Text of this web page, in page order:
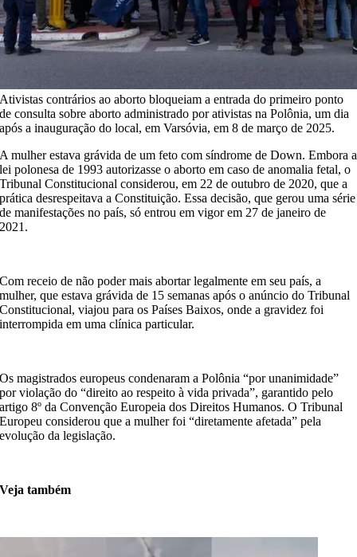
Ativistas contrários ao aborto bloqueiam a entrada do primeiro ponto
de consulta sobre aborto administrado por ativistas na Polônia, um dia
após a inauguração do local, em Varsóvia, em 8 de março de 2025.
A mulher estava grávida de um feto com síndrome de Down. Embora a
lei polonesa de 1993 autorizasse o aborto em caso de anomalia fetal, o
Tribunal Constitucional considerou, em 22 de outubro de 2020, que a
prática desrespeitava a Constituição. Essa decisão, que gerou uma série
de manifestações no país, só entrou em vigor em 27 de janeiro de
2021.
Com receio de não poder mais abortar legalmente em seu país, a
mulher, que estava grávida de 15 semanas após o anúncio do Tribunal
Constitucional, viajou para os Países Baixos, onde a gravidez foi
interrompida em uma clínica particular.
Os magistrados europeus condenaram a Polônia “por unanimidade”
por violação do “direito ao respeito à vida privada”, garantido pelo
artigo 8º da Convenção Europeia dos Direitos Humanos. O Tribunal
Europeu considerou que a mulher foi “diretamente afetada” pela
evolução da legislação.
Veja também